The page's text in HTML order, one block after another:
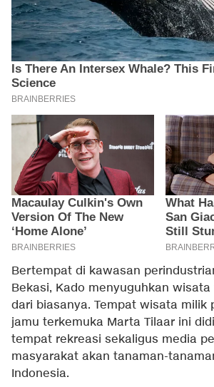
Bertempat di kawasan
Bekasi, Kado menyuguhkan
dari biasanya. Tempat wisata milik
jamu terkemuka Marta Tilaar ini
tempat rekreasi sekaligus media
masyarakat akan tanaman-
Indonesia.